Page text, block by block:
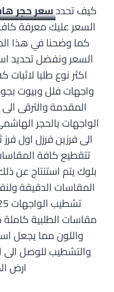
كيف تحددسعر حجر
السعر عليك معرفة
كما وضحنا في هذا
السعر ونفضل تحديد
اكثر نوع طلبا
واجهات فلل وبيوت
المقدمة والترقى
الواجهات بالحجر
الى فرزين فرزل اول
تتقطيع كافة
بلوك يتم استنتاج عن
المقاسات الدقيقة
مقاسات الطلبية
واللون مما يجعل
والتشطيب للوصل
ارض